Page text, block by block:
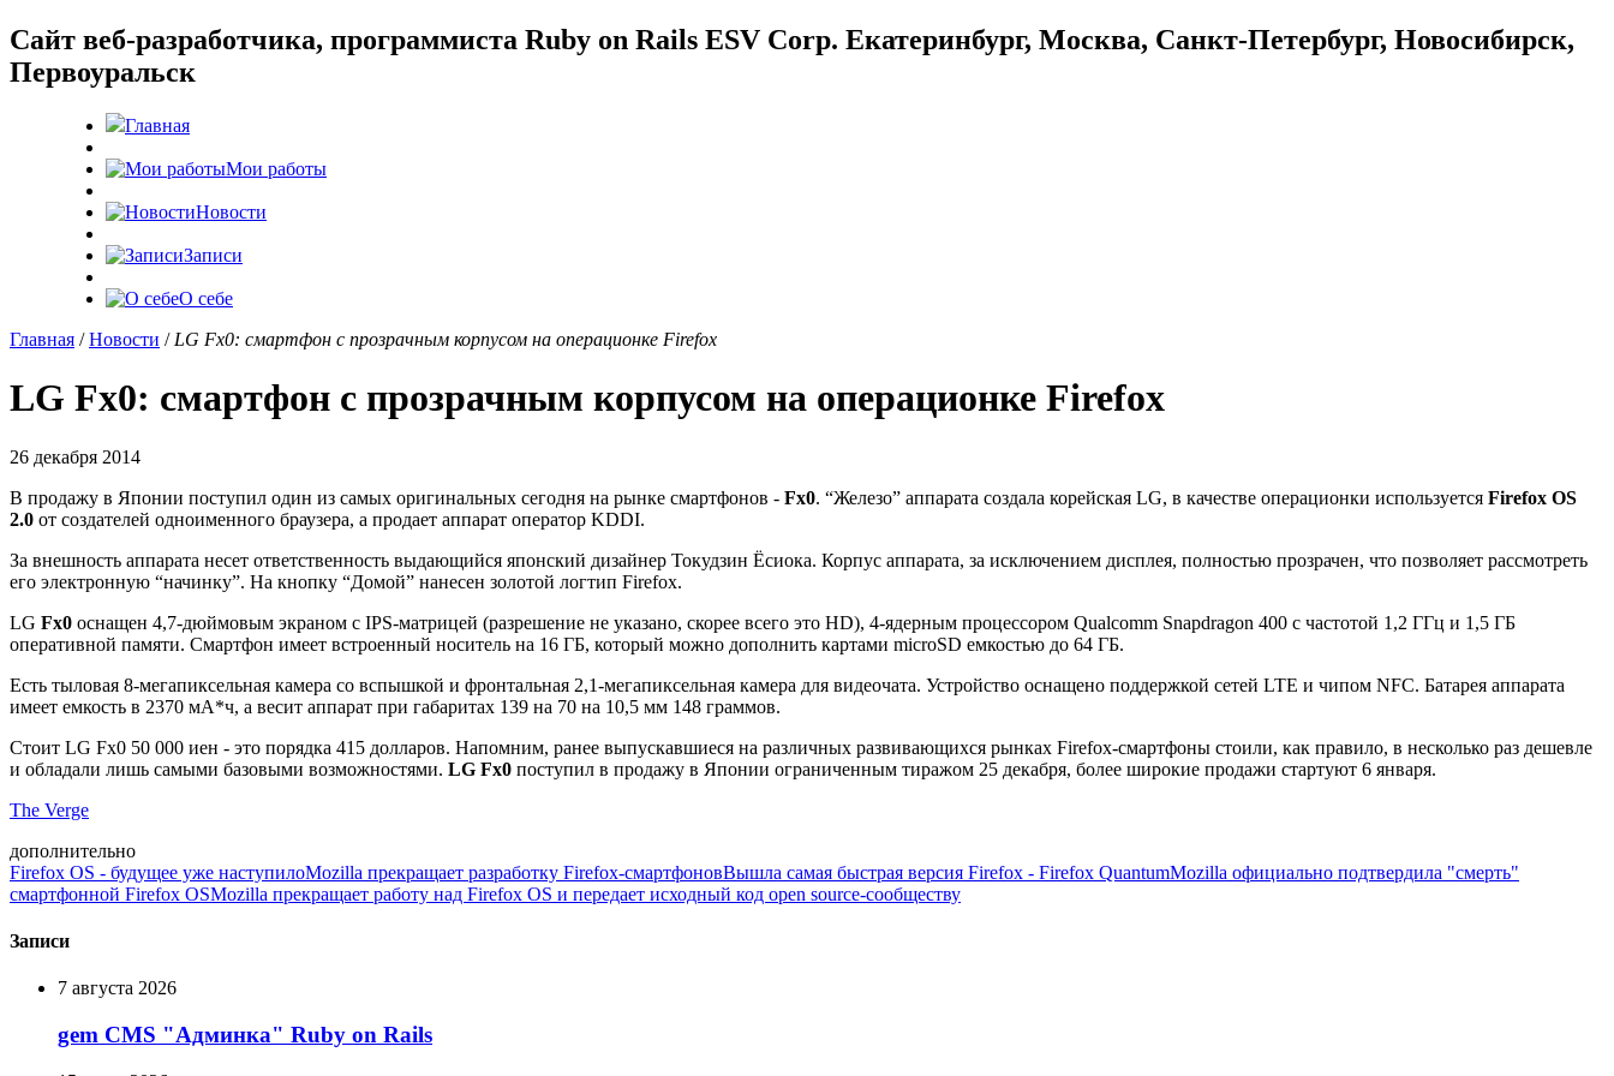
Cайт веб-разработчика, программиста Ruby on Rails ESV Corp. Екатеринбург, Москва, Санкт-Петербург, Новосибирск,
Первоуральск
Главная
Мои работы
Новости
Записи
О себе
Главная /Новости / LG Fx0: смартфон с прозрачным корпусом на операционке Firefox
LG Fx0: смартфон с прозрачным корпусом на операционке Firefox
26 декабря 2014
В продажу в Японии поступил один из самых оригинальных сегодня на рынке смартфонов - Fx0. “Железо” аппарата создала корейская LG, в качестве операционки используется Firefox OS
2.0 от создателей одноименного браузера, а продает аппарат оператор KDDI.
За внешность аппарата несет ответственность выдающийся японский дизайнер Токудзин Ёсиока. Корпус аппарата, за исключением дисплея, полностью прозрачен, что позволяет рассмотреть
его электронную “начинку”. На кнопку “Домой” нанесен золотой логтип Firefox.
LG Fx0 оснащен 4,7-дюймовым экраном с IPS-матрицей (разрешение не указано, скорее всего это HD), 4-ядерным процессором Qualcomm Snapdragon 400 с частотой 1,2 ГГц и 1,5 ГБ
оперативной памяти. Смартфон имеет встроенный носитель на 16 ГБ, который можно дополнить картами microSD емкостью до 64 ГБ.
Есть тыловая 8-мегапиксельная камера со вспышкой и фронтальная 2,1-мегапиксельная камера для видеочата. Устройство оснащено поддержкой сетей LTE и чипом NFC. Батарея аппарата
имеет емкость в 2370 мА*ч, а весит аппарат при габаритах 139 на 70 на 10,5 мм 148 граммов.
Стоит LG Fx0 50 000 иен - это порядка 415 долларов. Напомним, ранее выпускавшиеся на различных развивающихся рынках Firefox-смартфоны стоили, как правило, в несколько раз дешевле
и обладали лишь самыми базовыми возможностями. LG Fx0 поступил в продажу в Японии ограниченным тиражом 25 декабря, более широкие продажи стартуют 6 января.
The Verge
дополнительно
Firefox OS - будущее уже наступилоMozilla прекращает разработку Firefox-смартфоновВышла самая быстрая версия Firefox - Firefox QuantumMozilla официально подтвердила "смерть"
смартфонной Firefox OSMozilla прекращает работу над Firefox OS и передает исходный код open source-сообществу
Записи
7 августа 2026
gem CMS "Админка" Ruby on Rails